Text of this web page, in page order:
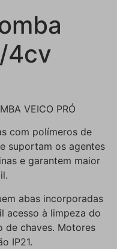
4cv
VEICO PRÓ
com polímeros de
suportam os agentes
e garantem maior
abas incorporadas
acesso à limpeza do
de chaves. Motores
IP21.